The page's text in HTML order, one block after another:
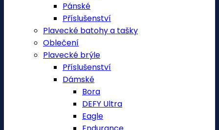
Pánské
Příslušenství
Plavecké batohy a tašky
Oblečení
Plavecké brýle
Příslušenství
Dámské
Bora
DEFY Ultra
Eagle